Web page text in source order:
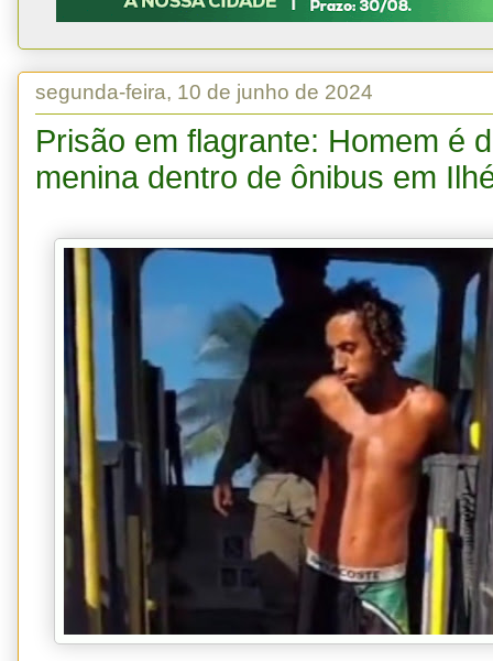
segunda-feira, 10 de junho de 2024
Prisão em flagrante: Homem é
menina dentro de ônibus em